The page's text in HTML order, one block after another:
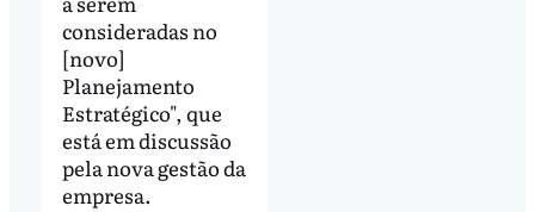
consideradas no
[novo]
Planejamento
Estratégico", que
está em discussão
pela nova gestão da
empresa.